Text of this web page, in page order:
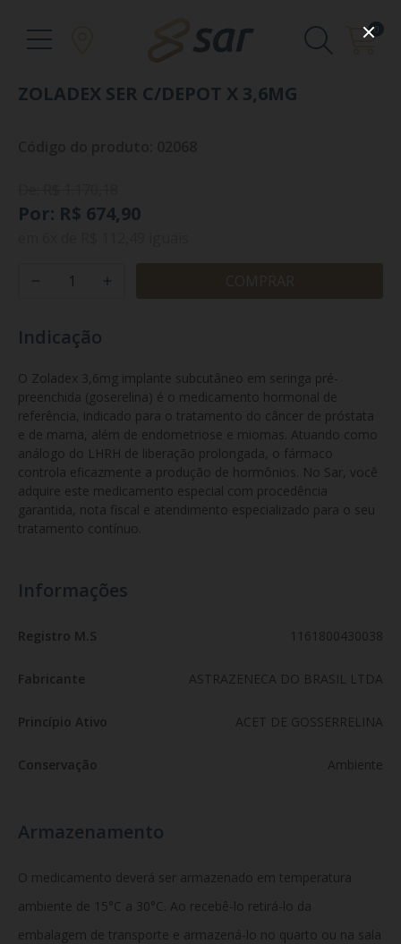
0
ZOLADEX SER C/DEPOT X 3,6MG
Por: R$ 674,90
Indicação
O Zoladex 3,6mg implante subcutâneo em seringa pré-
preenchida (goserelina) é o medicamento hormonal de
referência, indicado para o tratamento do câncer de próstata
e de mama, além de endometriose e miomas. Atuando como
análogo do LHRH de liberação prolongada, o fármaco
controla eficazmente a produção de hormônios. No Sar, você
adquire este medicamento especial com procedência
garantida, nota fiscal e atendimento especializado para o seu
tratamento contínuo.
Informações
Registro M.S 1161800430038
Fabricante ASTRAZENECA DO BRASIL LTDA
Princípio Ativo ACET DE GOSSERRELINA
Conservação Ambiente
Armazenamento
O medicamento deverá ser armazenado em temperatura
ambiente de 15°C a 30°C. Ao recebê-lo retirá-lo da
embalagem de transporte e armazená-lo no quarto ou na sala